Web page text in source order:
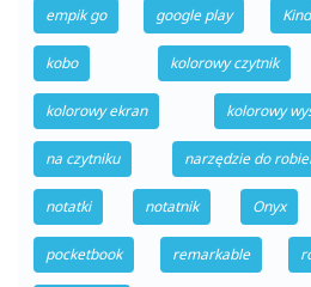
empik go google play
kobo kolorowy czytnik
kolorowy ekran kolorowy
na czytniku narzędzie do
notatki notatnik Onyx
pocketbook remarkable